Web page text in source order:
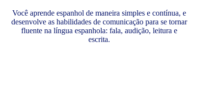
Você aprende espanhol de maneira simples e contínua, e
desenvolve as habilidades de comunicação para se tornar
fluente na língua espanhola: fala, audição, leitura e
escrita.